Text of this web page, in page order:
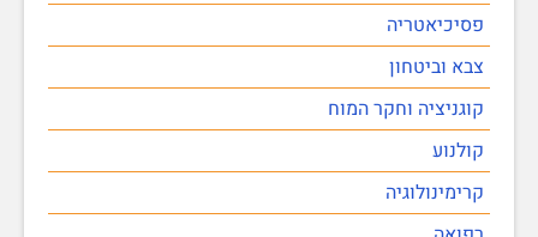
פסיכיאטריה
צבא וביטחון
קוגניציה וחקר המוח
קולנוע
קרימינולוגיה